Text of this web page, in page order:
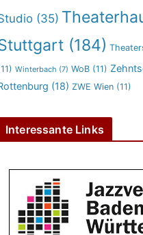
(35)
(184)
Winterbach (7) WoB (11)
(18) ZWE Wien (11)
Interessante Links